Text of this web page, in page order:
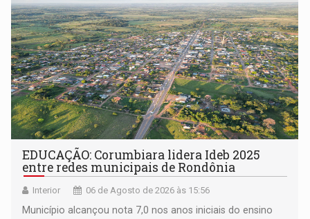
EDUCAÇÃO: Corumbiara lidera Ideb 2025
entre redes municipais de Rondônia
Interior 06 de Agosto de 2026 às 15:56
Município alcançou nota 7,0 nos anos iniciais do ensino